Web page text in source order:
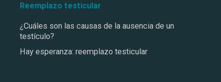
Reemplazo testicular
¿Cuáles son las causas de la ausencia de un
testículo?
Hay esperanza: reemplazo testicular